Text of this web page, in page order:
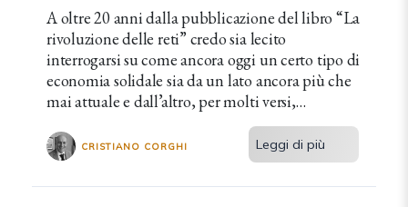
A oltre 20 anni dalla pubblicazione del libro “La
rivoluzione delle reti” credo sia lecito
interrogarsi su come ancora oggi un certo tipo di
economia solidale sia da un lato ancora più che
mai attuale e dall’altro, per molti versi,
mantenga un carattere per certi versi utopistico.
CRISTIANO CORGHI Leggi di più